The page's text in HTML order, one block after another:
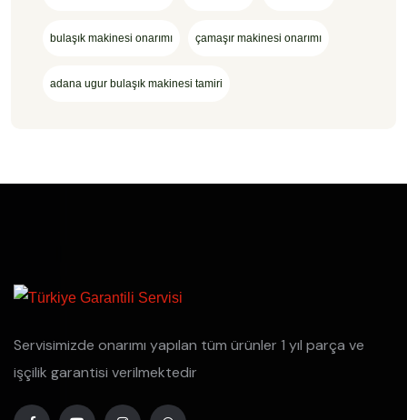
bulaşık makinesi onarımı çamaşır makinesi onarımı
adana ugur bulaşık makinesi tamiri
Servisimizde onarımı yapılan tüm ürünler 1 yıl parça ve
işçilik garantisi verilmektedir